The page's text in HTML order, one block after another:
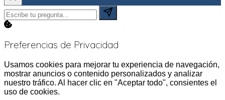
Preferencias de Privacidad
Usamos cookies para mejorar tu experiencia de navegación,
mostrar anuncios o contenido personalizados y analizar
nuestro tráfico. Al hacer clic en "Aceptar todo", consientes el
uso de cookies.